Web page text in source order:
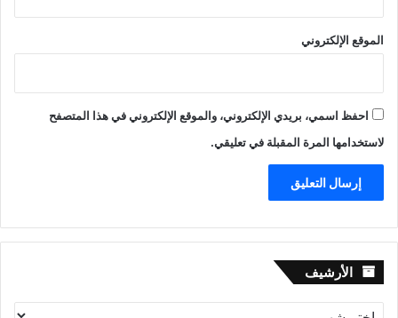
الموقع الإلكتروني
احفظ اسمي، بريدي الإلكتروني، والموقع الإلكتروني في هذا المتصفح
لاستخدامها المرة المقبلة في تعليقي.
الأرشيف الأرشيف